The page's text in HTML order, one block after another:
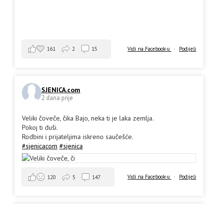
Vidi na Facebook-u · Podijeli
161 2 15
SJENICA.com
2 dana prije
Veliki čoveče, čika Bajo, neka ti je laka zemlja.
Pokoj ti duši.
Rodbini i prijateljima iskreno saučešće.
#sjenicacom #sjenica
Vidi na Facebook-u · Podijeli
120 5 147